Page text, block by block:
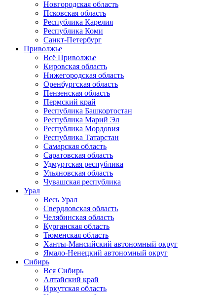
Новгородская область
Псковская область
Республика Карелия
Республика Коми
Санкт-Петербург
Приволжье
Всё Приволжье
Кировская область
Нижегородская область
Оренбургская область
Пензенская область
Пермский край
Республика Башкортостан
Республика Марий Эл
Республика Мордовия
Республика Татарстан
Самарская область
Саратовская область
Удмуртская республика
Ульяновская область
Чувашская республика
Урал
Весь Урал
Свердловская область
Челябинская область
Курганская область
Тюменская область
Ханты-Мансийский автономный округ
Ямало-Ненецкий автономный округ
Сибирь
Вся Сибирь
Алтайский край
Иркутская область